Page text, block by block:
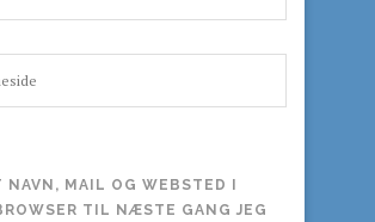
NAVN, MAIL OG WEBSTED I
TIL NÆSTE GANG JEG